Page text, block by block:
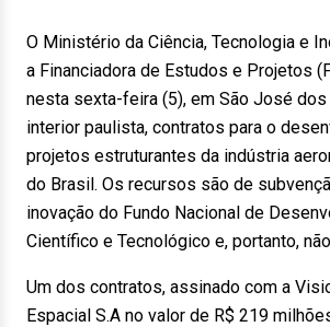
O Ministério da Ciência, Tecnologia e
a Financiadora de Estudos e Projetos
nesta sexta-feira (5), em São José dos
interior paulista, contratos para o
projetos estruturantes da indústria
do Brasil. Os recursos são de
inovação do Fundo Nacional de
Científico e Tecnológico e, portanto,
Um dos contratos, assinado com a
Espacial S.A no valor de R$ 219